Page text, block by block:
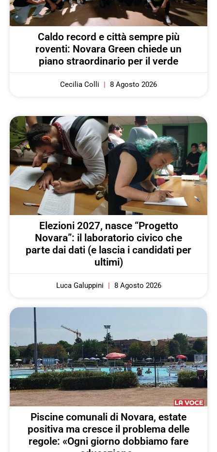
Caldo record e città sempre più
roventi: Novara Green chiede un
piano straordinario per il verde
Cecilia Colli 8 Agosto 2026
Elezioni 2027, nasce “Progetto
Novara”: il laboratorio civico che
parte dai dati (e lascia i candidati per
ultimi)
Luca Galuppini 8 Agosto 2026
Piscine comunali di Novara, estate
positiva ma cresce il problema delle
regole: «Ogni giorno dobbiamo fare